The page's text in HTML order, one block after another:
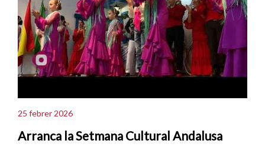
25 febrer 2026
Arranca la Setmana Cultural Andalusa